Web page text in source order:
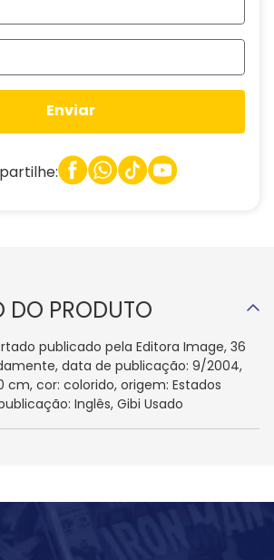
Enviar
DO PRODUTO
publicado pela Editora Image, 36
data de publicação: 9/2004,
cm, cor: colorido, origem: Estados
Inglês, Gibi Usado